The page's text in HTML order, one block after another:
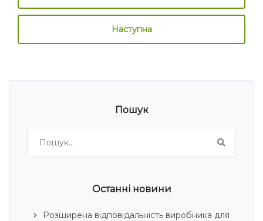
Наступна
Пошук
Останні новини
Розширена відповідальність виробника для